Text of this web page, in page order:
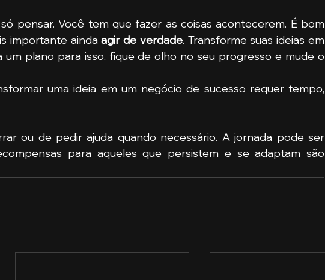
pensar. Você tem que fazer as coisas acontecerem. É bom
importante ainda agir de verdade. Transforme suas ideias em
um plano para isso, fique de olho no seu progresso e mude o
uma ideia em um negócio de sucesso requer tempo,
ou de pedir ajuda quando necessário. A jornada pode ser
para aqueles que persistem e se adaptam são